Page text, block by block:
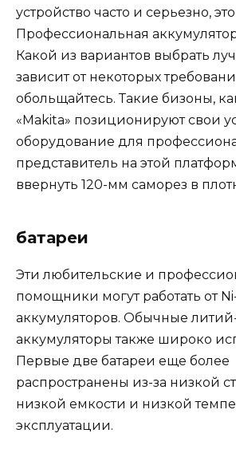
устройство часто и серьезно,
Профессиональная
Какой из вариантов выбрать
зависит от некоторых
обольщайтесь. Такие бизоны,
«Makita» позиционируют свои
оборудование для
представитель на этой
ввернуть 120-мм саморез в
батареи
Эти любительские и
помощники могут работать от
аккумуляторов. Обычные
аккумуляторы также широко
Первые две батареи еще более
распространены из-за низкой
низкой емкости и низкой
эксплуатации.